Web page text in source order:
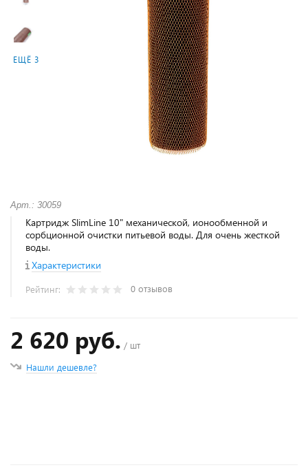
ЕЩЁ 3
Арт.: 30059
Картридж SlimLine 10" механической, ионообменной и
сорбционной очистки питьевой воды. Для очень жесткой
воды.
Характеристики
Рейтинг: 0 отзывов
2 620 руб. / шт
Нашли дешевле?